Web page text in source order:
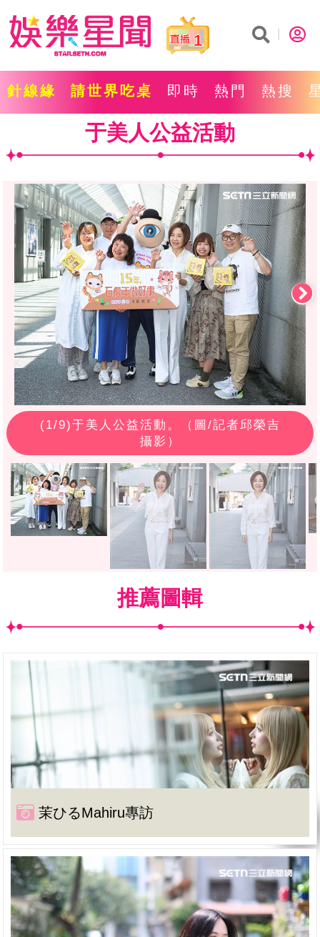
1
針線緣 請世界吃桌 即時 熱門 熱搜
于美人公益活動
(1/9)于美人公益活動。（圖/記者邱榮吉
攝影）
推薦圖輯
茉ひるMahiru專訪